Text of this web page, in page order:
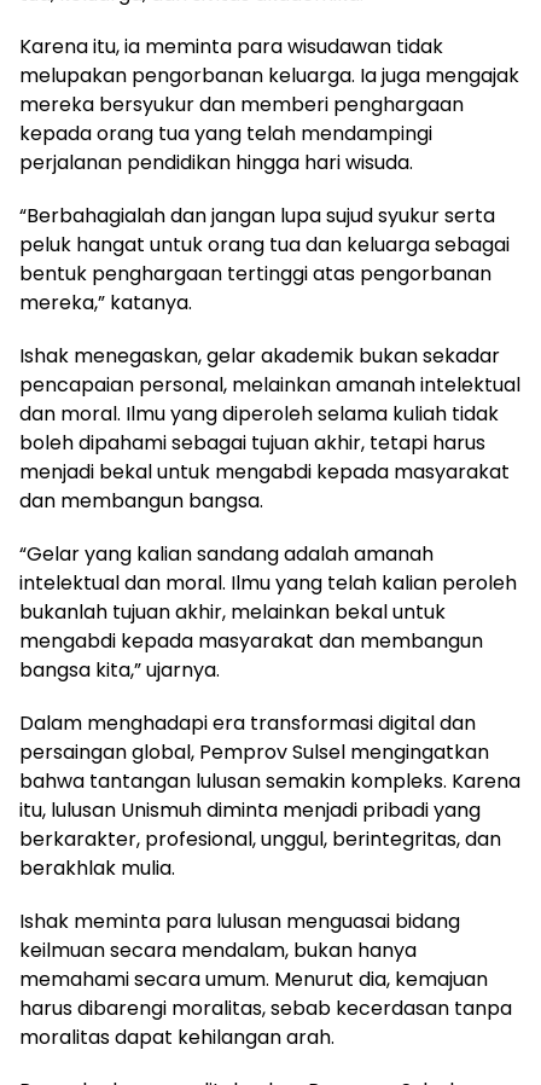
Karena itu, ia meminta para wisudawan tidak
melupakan pengorbanan keluarga. Ia juga mengajak
mereka bersyukur dan memberi penghargaan
kepada orang tua yang telah mendampingi
perjalanan pendidikan hingga hari wisuda.
“Berbahagialah dan jangan lupa sujud syukur serta
peluk hangat untuk orang tua dan keluarga sebagai
bentuk penghargaan tertinggi atas pengorbanan
mereka,” katanya.
Ishak menegaskan, gelar akademik bukan sekadar
pencapaian personal, melainkan amanah intelektual
dan moral. Ilmu yang diperoleh selama kuliah tidak
boleh dipahami sebagai tujuan akhir, tetapi harus
menjadi bekal untuk mengabdi kepada masyarakat
dan membangun bangsa.
“Gelar yang kalian sandang adalah amanah
intelektual dan moral. Ilmu yang telah kalian peroleh
bukanlah tujuan akhir, melainkan bekal untuk
mengabdi kepada masyarakat dan membangun
bangsa kita,” ujarnya.
Dalam menghadapi era transformasi digital dan
persaingan global, Pemprov Sulsel mengingatkan
bahwa tantangan lulusan semakin kompleks. Karena
itu, lulusan Unismuh diminta menjadi pribadi yang
berkarakter, profesional, unggul, berintegritas, dan
berakhlak mulia.
Ishak meminta para lulusan menguasai bidang
keilmuan secara mendalam, bukan hanya
memahami secara umum. Menurut dia, kemajuan
harus dibarengi moralitas, sebab kecerdasan tanpa
moralitas dapat kehilangan arah.